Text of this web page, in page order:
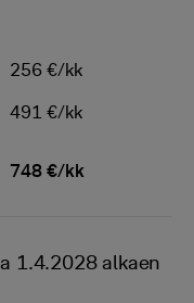
256 €/kk
491 €/kk
748 €/kk
1.4.2028 alkaen